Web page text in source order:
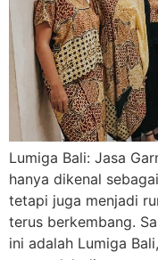
Lumiga Bali: Jasa
hanya dikenal
tetapi juga menjadi
terus berkembang.
ini adalah Lumiga